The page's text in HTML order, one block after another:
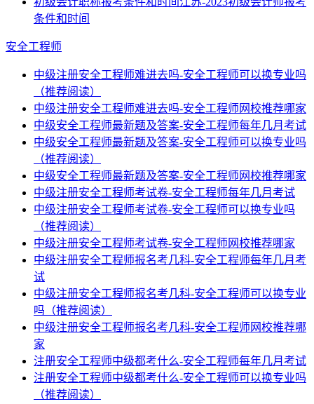
条件和时间
安全工程师
中级注册安全工程师难进去吗-安全工程师可以换专业吗
（推荐阅读）
中级注册安全工程师难进去吗-安全工程师网校推荐哪家
中级安全工程师最新题及答案-安全工程师每年几月考试
中级安全工程师最新题及答案-安全工程师可以换专业吗
（推荐阅读）
中级安全工程师最新题及答案-安全工程师网校推荐哪家
中级注册安全工程师考试卷-安全工程师每年几月考试
中级注册安全工程师考试卷-安全工程师可以换专业吗
（推荐阅读）
中级注册安全工程师考试卷-安全工程师网校推荐哪家
中级注册安全工程师报名考几科-安全工程师每年几月考
试
中级注册安全工程师报名考几科-安全工程师可以换专业
吗（推荐阅读）
中级注册安全工程师报名考几科-安全工程师网校推荐哪
家
注册安全工程师中级都考什么-安全工程师每年几月考试
注册安全工程师中级都考什么-安全工程师可以换专业吗
（推荐阅读）